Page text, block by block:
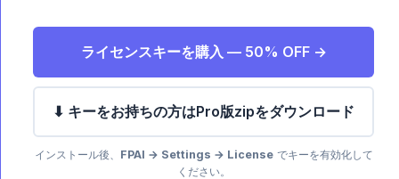
ライセンスキーを購入 — 50% OFF →
⬇ キーをお持ちの方はPro版zipをダウンロード
インストール後、 FPAI → Settings → Licenseでキーを有効化して
ください。